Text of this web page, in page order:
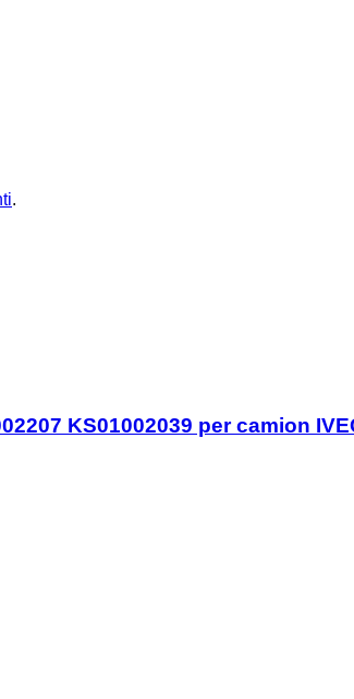
.
KS01002039 per camion